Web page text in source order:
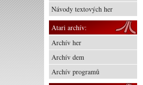
Návody textových her
Atari archív:
Archív her
Archív dem
Archív programů